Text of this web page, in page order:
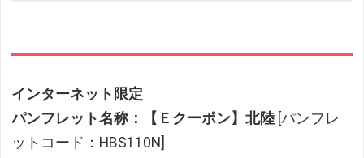
インターネット限定
パンフレット名称：【Ｅクーポン】北陸 [パンフレ
ットコード：HBS110N]